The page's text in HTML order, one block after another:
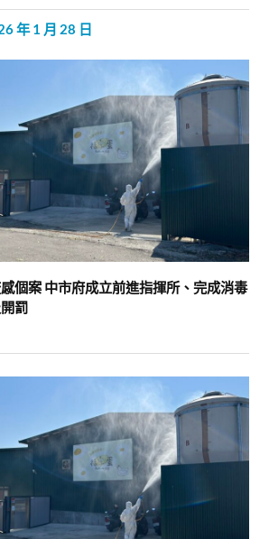
年 1 月 28 日
個案 中市府成立前進指揮所、完成消毒
罰